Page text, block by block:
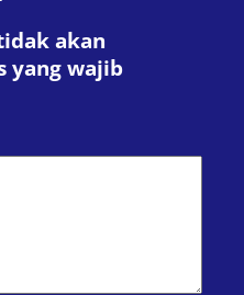
akan
yang wajib